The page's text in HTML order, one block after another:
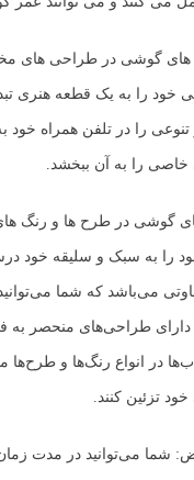
های گوشی در طراحی های
خود را به یک قطعه هنری
را در تلفن همراه
خاصی را به آن ببخشد.
گوشی در طرح ها و رنگ
را به سبک و سلیقه خود
می‌باشد که شما
طراحی‌های منحصر به
در انواع رنگ‌ها و طرح‌ها
تزئین کنند.
شما می‌توانید در مدت